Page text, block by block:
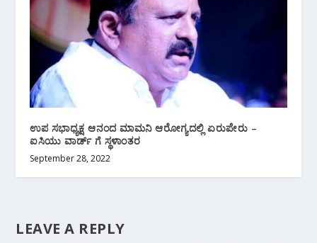
ಉಪ ಸಭಾಧ್ಯಕ್ಷ ಆನಂದ ಮಾಮನಿ ಆರೋಗ್ಯದಲ್ಲಿ ಏರುಪೇರು –
ಐಸಿಯು ವಾರ್ಡ್ ಗೆ ಸ್ಥಳಾಂತರ
September 28, 2022
LEAVE A REPLY